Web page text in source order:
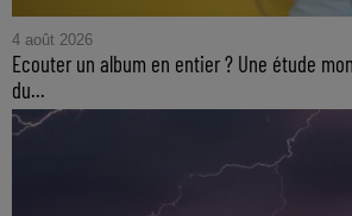
4 août 2026
Ecouter un album en entier ? Une étude
du...